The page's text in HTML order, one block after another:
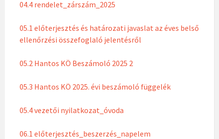
04.4 rendelet_zárszám_2025
05.1 előterjesztés és határozati javaslat az éves belső
ellenőrzési összefoglaló jelentésről
05.2 Hantos KÖ Beszámoló 2025 2
05.3 Hantos KÖ 2025. évi beszámoló függelék
05.4 vezetői nyilatkozat_óvoda
06.1 előterjesztés_beszerzés_napelem